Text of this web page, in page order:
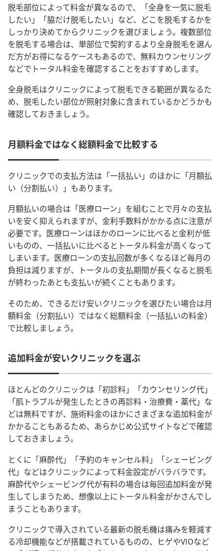
脱毛部位によって料金が異なるので、「全身を一気に脱毛
したい」「脇だけ脱毛したい」など、どこを脱毛するかを
しっかり決めてからクリニックを選びましょう。複数部位
を脱毛する場合は、単部位で契約するより全身脱毛を選ん
だ方がお得になるケースもあるので、無料カウンセリング
などでトータル料金を確認することをおすすめします。
全身脱毛はクリニックによって脱毛できる範囲が異なるた
め、脱毛したい部位が照射対象に含まれているかどうかも
確認しておきましょう。
月額料金ではなく総額料金で比較する
クリニックでの支払方法は「一括払い」のほかに「月額払
い（分割払い）」もあります。
月額払いの場合は「医療ローン」を組むことで月々の支払
いを安く抑えられますが、金利手数料がかかる点に注意が
必要です。医療ローンはほかのローンに比べると金利が低
いものの、一括払いに比べるとトータル料金が高くなって
しまいます。医療ローンの支払回数が多くなるほど毎月の
負担は減りますが、トータルの支払期間が長くなると脱毛
が終わったあとも支払いが続くこともあります。
そのため、できるだけ安いクリニックを選びたい場合は月
額料金（分割払い）ではなく総額料金（一括払いの料金）
で比較しましょう。
追加料金が安いクリニックを選ぶ
ほとんどのクリニックは「初診料」「カウンセリング代」
「肌トラブルが発生したときの再診料・治療費・薬代」な
どは無料ですが、施術料金のほかにさまざまな追加料金が
かかることもあるため、あらかじめ公式サイトなどで確認
しておきましょう。
とくに「麻酔代」「予約のキャンセル料」「シェービング
代」などはクリニックによって料金設定がバラバラです。
麻酔代やシェービング代が有料の場合は毎回追加料金が発
生してしまうため、想像以上にトータル料金がかさんでし
まうこともあります。
クリニックで導入されている最新の脱毛機は痛みを軽減す
る冷却機能などが搭載されているものの、ヒゲやVIOなど